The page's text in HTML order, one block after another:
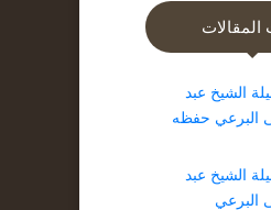
المقالات
الشيخ عبد
البرعي حفظه
الشيخ عبد
البرعي